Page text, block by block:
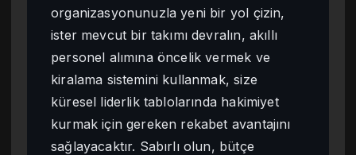
organizasyonunuzla yeni bir yol çizin,
ister mevcut bir takımı devralın, akıllı
personel alımına öncelik vermek ve
kiralama sistemini kullanmak, size
küresel liderlik tablolarında hakimiyet
kurmak için gereken rekabet avantajını
sağlayacaktır. Sabırlı olun, bütçe